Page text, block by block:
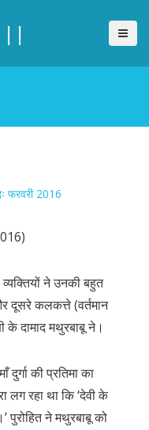
||
फरवरी 2016
ने उनकी बहुत
कलकत्ते (वर्तमान
के दामाद मथुरबाबू ने।
की प्रतिमा का
लग रहा था कि ‘देवी के
ने मथुरबाबू को